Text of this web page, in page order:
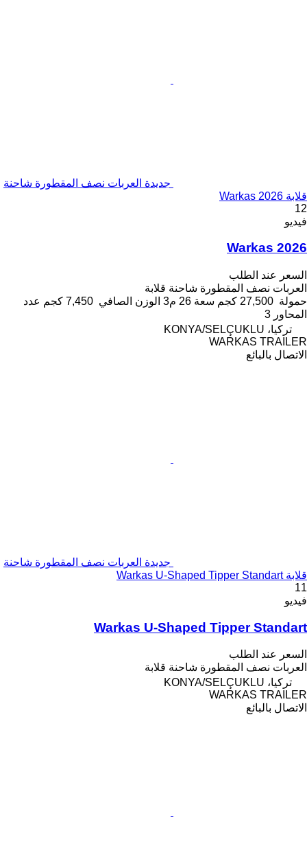
جديدة العربات نصف المقطورة شاحنة
قلابة Warkas 2026
12
فيديو
Warkas 2026
السعر عند الطلب
العربات نصف المقطورة شاحنة قلابة
حمولة 27,500 كجم سعة 26 م3 الوزن الصافي 7,450 كجم
عدد
المحاور 3
تركيا، KONYA/SELÇUKLU
WARKAS TRAILER
الاتصال بالبائع
جديدة العربات نصف المقطورة شاحنة
قلابة Warkas U-Shaped Tipper Standart
11
فيديو
Warkas U-Shaped Tipper Standart
السعر عند الطلب
العربات نصف المقطورة شاحنة قلابة
تركيا، KONYA/SELÇUKLU
WARKAS TRAILER
الاتصال بالبائع